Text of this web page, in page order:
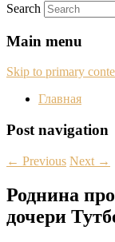
Search
Main menu
Skip to primary
Главная
Post navigation
← Previous Next →
Роднина
дочери